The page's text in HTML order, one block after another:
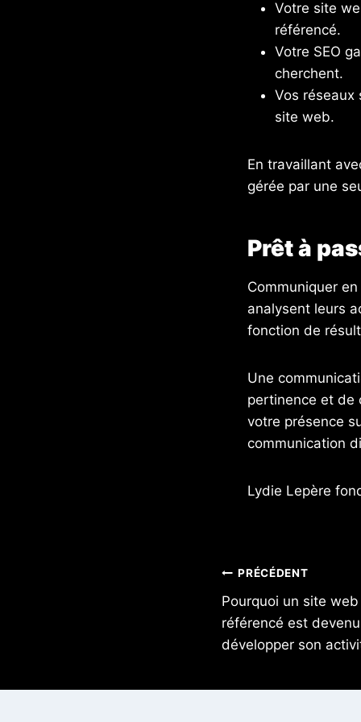
Votre site
référencé.
Votre SEO
cherchent.
Vos réseaux
site web.
En travaillant
gérée par une
Prêt à
Communiquer
analysent leurs
fonction de
Une
pertinence et de
votre présence
communication
Lydie Lepère
PRÉCÉDENT
Pourquoi un site
référencé est
développer son